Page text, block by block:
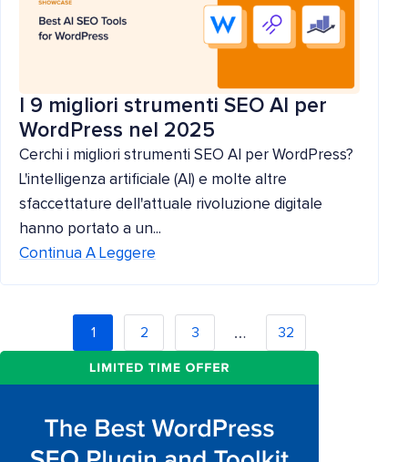
I 9 migliori strumenti SEO AI per
WordPress nel 2025
Cerchi i migliori strumenti SEO AI per WordPress?
L'intelligenza artificiale (AI) e molte altre
sfaccettature dell'attuale rivoluzione digitale
hanno portato a un...
Continua A Leggere
1 2 3 … 32